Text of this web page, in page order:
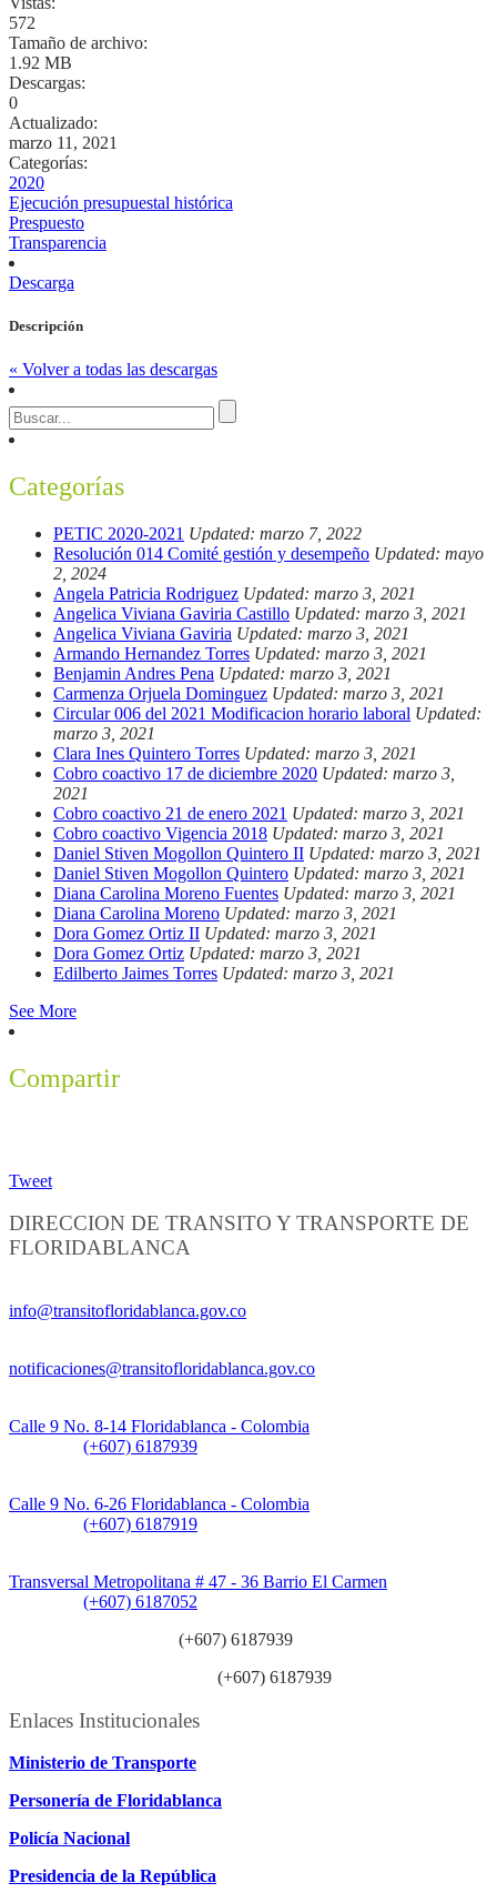
572
Tamaño de archivo:
1.92 MB
Descargas:
0
Actualizado:
marzo 11, 2021
Categorías:
2020
Ejecución presupuestal histórica
Prespuesto
Transparencia
Descarga
Descripción
« Volver a todas las descargas
Categorías
PETIC 2020-2021 Updated: marzo 7, 2022
Resolución 014 Comité gestión y desempeño Updated: mayo
2, 2024
Angela Patricia Rodriguez Updated: marzo 3, 2021
Angelica Viviana Gaviria Castillo Updated: marzo 3, 2021
Angelica Viviana Gaviria Updated: marzo 3, 2021
Armando Hernandez Torres Updated: marzo 3, 2021
Benjamin Andres Pena Updated: marzo 3, 2021
Carmenza Orjuela Dominguez Updated: marzo 3, 2021
Circular 006 del 2021 Modificacion horario laboral Updated:
marzo 3, 2021
Clara Ines Quintero Torres Updated: marzo 3, 2021
Cobro coactivo 17 de diciembre 2020 Updated: marzo 3,
2021
Cobro coactivo 21 de enero 2021 Updated: marzo 3, 2021
Cobro coactivo Vigencia 2018 Updated: marzo 3, 2021
Daniel Stiven Mogollon Quintero II Updated: marzo 3, 2021
Daniel Stiven Mogollon Quintero Updated: marzo 3, 2021
Diana Carolina Moreno Fuentes Updated: marzo 3, 2021
Diana Carolina Moreno Updated: marzo 3, 2021
Dora Gomez Ortiz II Updated: marzo 3, 2021
Dora Gomez Ortiz Updated: marzo 3, 2021
Edilberto Jaimes Torres Updated: marzo 3, 2021
See More
Compartir
Tweet
DIRECCION DE TRANSITO Y TRANSPORTE DE
FLORIDABLANCA
info@transitofloridablanca.gov.co
notificaciones@transitofloridablanca.gov.co
Calle 9 No. 8-14 Floridablanca - Colombia
(+607) 6187939
Calle 9 No. 6-26 Floridablanca - Colombia
(+607) 6187919
Transversal Metropolitana # 47 - 36 Barrio El Carmen
(+607) 6187052
(+607) 6187939
(+607) 6187939
Enlaces Institucionales
Ministerio de Transporte
Personería de Floridablanca
Policía Nacional
Presidencia de la República